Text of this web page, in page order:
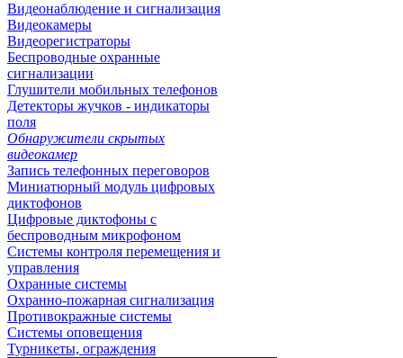
Видеонаблюдение и сигнализация
Видеокамеры
Видеорегистраторы
Беспроводные охранные
сигнализации
Глушители мобильных телефонов
Детекторы жучков - индикаторы
поля
Обнаружители скрытых
видеокамер
Запись телефонных переговоров
Миниатюрный модуль цифровых
диктофонов
Цифровые диктофоны с
беспроводным микрофоном
Системы контроля перемещения и
управления
Охранные системы
Охранно-пожарная сигнализация
Противокражные системы
Системы оповещения
Турникеты, ограждения